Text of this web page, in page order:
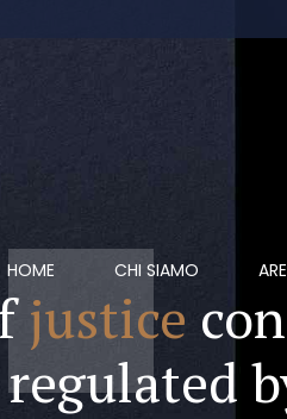
HOME CHI SIAMO
justice
regulated